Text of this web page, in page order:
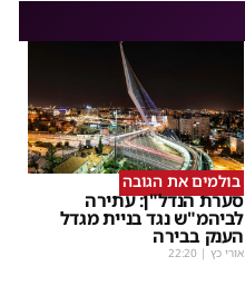
בולמים את הגובה
סערת הנדל"ן: עתירה
לביהמ"ש נגד בניית מגדל
הענק בבירה
אורי כץ |
22:20